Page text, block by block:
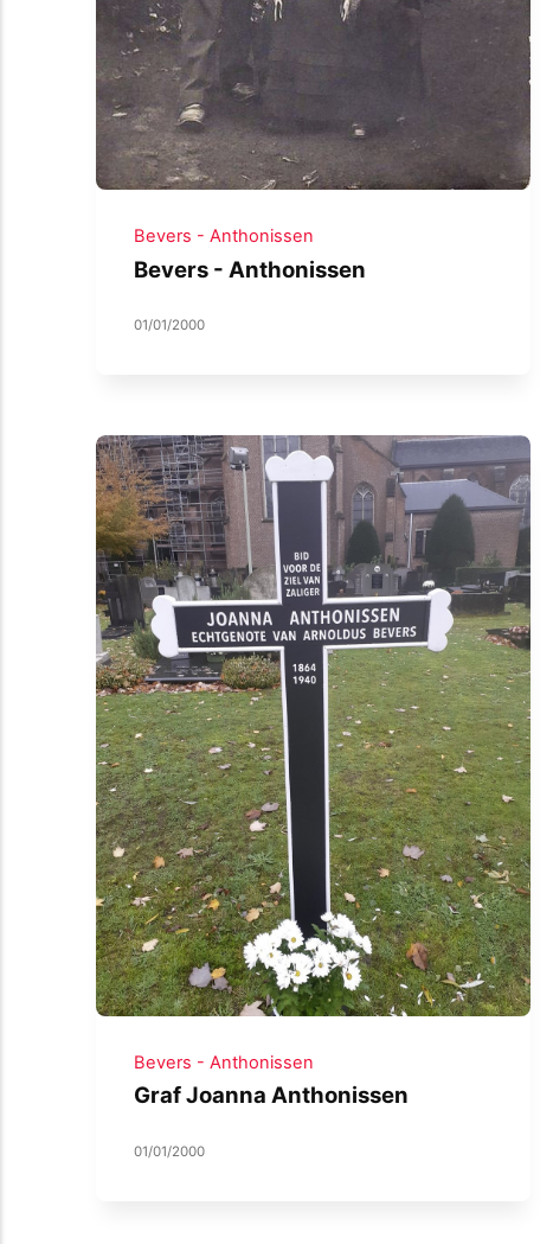
Bevers - Anthonissen
Bevers - Anthonissen
01/01/2000
Bevers - Anthonissen
Graf Joanna Anthonissen
01/01/2000